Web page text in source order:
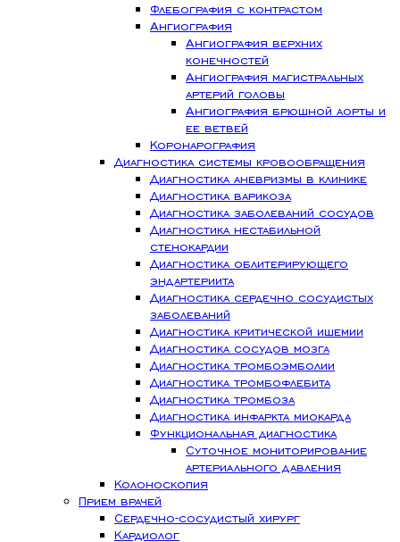
Флебография с контрастом
Ангиография
Ангиография верхних
конечностей
Ангиография магистральных
артерий головы
Ангиография брюшной аорты и
ее ветвей
Коронарография
Диагностика системы кровообращения
Диагностика аневризмы в клинике
Диагностика варикоза
Диагностика заболеваний сосудов
Диагностика нестабильной
стенокардии
Диагностика облитерирующего
эндартериита
Диагностика сердечно сосудистых
заболеваний
Диагностика критической ишемии
Диагностика сосудов мозга
Диагностика тромбоэмболии
Диагностика тромбофлебита
Диагностика тромбоза
Диагностика инфаркта миокарда
Функциональная диагностика
Суточное мониторирование
артериального давления
Колоноскопия
Прием врачей
Сердечно-сосудистый хирург
Кардиолог